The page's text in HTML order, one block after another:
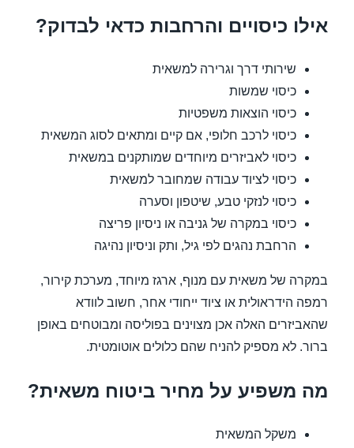
אילו כיסויים והרחבות כדאי לבדוק?
שירותי דרך וגרירה למשאית
כיסוי שמשות
כיסוי הוצאות משפטיות
כיסוי לרכב חלופי, אם קיים ומתאים לסוג המשאית
כיסוי לאביזרים מיוחדים שמותקנים במשאית
כיסוי לציוד עבודה שמחובר למשאית
כיסוי לנזקי טבע, שיטפון וסערה
כיסוי במקרה של גניבה או ניסיון פריצה
הרחבת נהגים לפי גיל, ותק וניסיון נהיגה
במקרה של משאית עם מנוף, ארגז מיוחד, מערכת קירור,
רמפה הידראולית או ציוד ייחודי אחר, חשוב לוודא
שהאביזרים האלה אכן מצוינים בפוליסה ומבוטחים באופן
ברור. לא מספיק להניח שהם כלולים אוטומטית.
מה משפיע על מחיר ביטוח משאית?
משקל המשאית